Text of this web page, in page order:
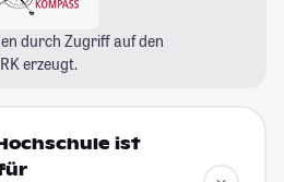
durch Zugriff auf den
erzeugt.
ist